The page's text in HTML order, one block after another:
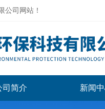
公司网站！
司简介 新闻